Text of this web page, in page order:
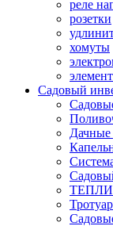
реле
розетки
хомуты
Садовый